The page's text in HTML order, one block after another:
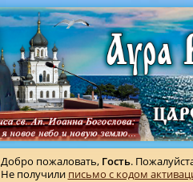
Добро пожаловать, Гость.
Не получили письмо с кодом